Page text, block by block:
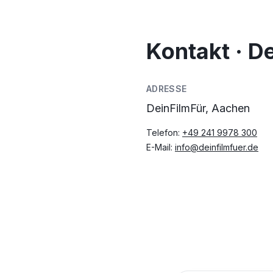
Kontakt ·
ADRESSE
DeinFilmFür, Aachen
Telefon: +49 241 9978 300
E-Mail: info@deinfilmfuer.de